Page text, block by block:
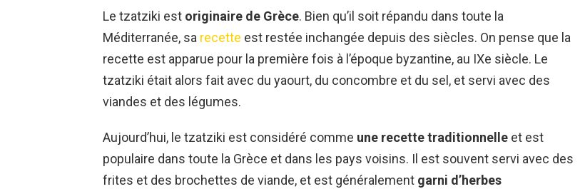
Le tzatziki est originaire de Grèce. Bien qu’il soit répandu dans toute la
Méditerranée, sa recette est restée inchangée depuis des siècles. On pense que la
recette est apparue pour la première fois à l’époque byzantine, au IXe siècle. Le
tzatziki était alors fait avec du yaourt, du concombre et du sel, et servi avec des
viandes et des légumes.
Aujourd’hui, le tzatziki est considéré comme une recette traditionnelle et est
populaire dans toute la Grèce et dans les pays voisins. Il est souvent servi avec des
frites et des brochettes de viande, et est généralement garni d’herbes